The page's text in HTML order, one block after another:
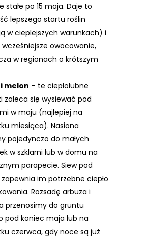
stałe po 15 maja. Daje to
lepszego startu roślin
w cieplejszych warunkach) i
owocowanie,
w regionach o krótszym
melon – te ciepłolubne
zaleca się wysiewać pod
w maju (najlepiej na
miesiąca). Nasiona
pojedynczo do małych
w szklarni lub w domu na
parapecie. Siew pod
zapewnia im potrzebne ciepło
Rozsadę arbuza i
przenosimy do gruntu
pod koniec maja lub na
czerwca, gdy noce są już